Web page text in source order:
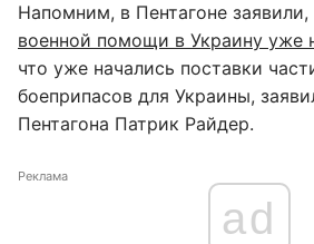
Напомним, в Пентагоне заявили,
военной помощи в Украину уже
что уже начались поставки
боеприпасов для Украины,
Пентагона Патрик Райдер.
Реклама
ad